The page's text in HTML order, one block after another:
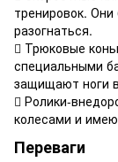
тренировок.
разогнаться.
 Трюковые
специальными
защищают ноги
 Ролики-
колесами и
Переваги